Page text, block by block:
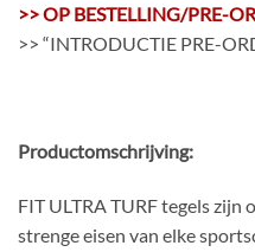
>> OP BESTELLING/PRE-
>> “INTRODUCTIE PRE-
Productomschrijving:
FIT ULTRA TURF tegels
strenge eisen van elke